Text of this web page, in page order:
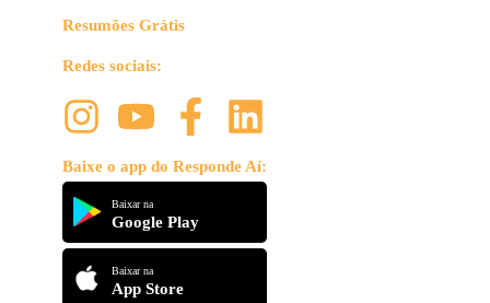
Resumões Grátis
Redes sociais:
Baixe o app do Responde Aí:
Baixar na
Google Play
Baixar na
App Store